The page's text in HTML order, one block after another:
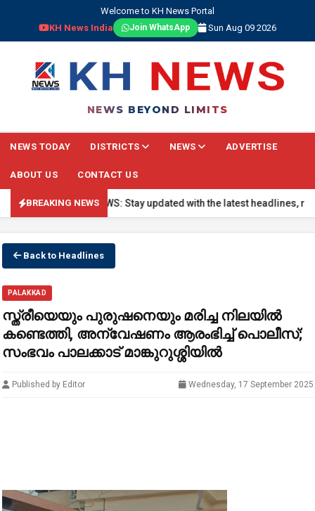
Welcome to KH News Portal
KH News India
Join WhatsApp Sun Aug 09 2026
NEWS BEYOND LIMITS
NEWS TODAY DISTRICTS NEWS ADVERTISE
ABOUT US CONTACT US
BREAKING NEWS
🔴 BREAKING NEWS: Stay updated with the latest headlines,
Back to Headlines
PALAKKAD
സ്ത്രീയെയും പുരുഷനെയും മരിച്ച നിലയിൽ
കണ്ടെത്തി, അന്വേഷണം ആരംഭിച്ച് പൊലീസ്;
സംഭവം പാലക്കാട് മാങ്കുറുശ്ശിയില്‍
Published by Editor Wednesday, 17 September 2025